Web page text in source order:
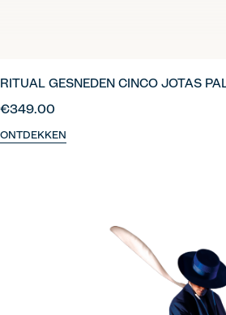
RITUAL GESNEDEN CINCO JOTAS
€349.00
ONTDEKKEN